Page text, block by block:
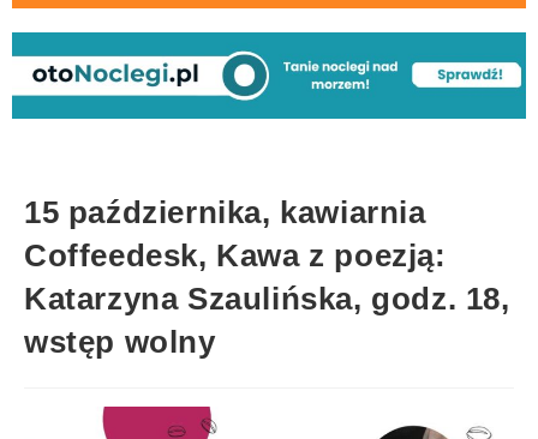
15 października, kawiarnia
Coffeedesk, Kawa z poezją:
Katarzyna Szaulińska, godz. 18,
wstęp wolny